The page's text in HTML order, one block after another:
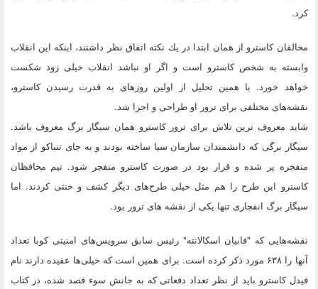
كرد.
مخالفان كاسترو از همان ابتدا در یك نكته اتفاق نظر داشتند، اینكه این انقلاب
وابسته به شخص كاسترو است و اگر او نباشد انقلاب خیلی زود شكست
خواهد خورد. با همین تحلیل از اولین روزهای به قدرت رسیدن كاسترو،
نقشه‌های مختلفی برای ترور او طراحی و اجرا شد.
شاید معروف ترین تلاش برای ترور كاسترو همان سیگار برگ معروف باشد.
سیگار برگی كه دانشمندان سازمان سیا ساخته بودند و به جای تنباكو از مواد
منفجره پر شده و قرار بود در صورت كاسترو منفجر شود. تیم محافظان
كاسترو این طرح را هم مثل خیلی طرح‌های دیگر كشف و خنثی كردند. اما
سیگار برگ انفجاری تنها یكی از نقشه های ترور بود.
نقشه‌هایی كه "فابیان اسكالانته" رئیس سابق سرویس‌های امنیتی كوبا تعداد
آنها را ۶۳۸ مورد ذكر كرده است. برای همین است كه خیلی‌ها عقیده دارند نام
فیدل كاسترو باید از نظر تعداد دفعاتی كه به جانش سوء قصد شده، در كتاب